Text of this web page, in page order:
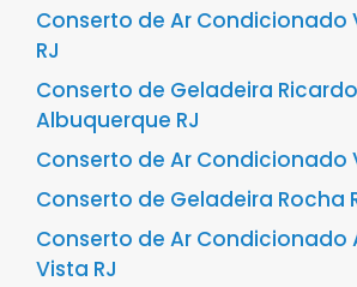
Conserto de Ar Condicionado
RJ
Conserto de Geladeira
Albuquerque RJ
Conserto de Ar Condicionado
Conserto de Geladeira Rocha
Conserto de Ar Condicionado
Vista RJ